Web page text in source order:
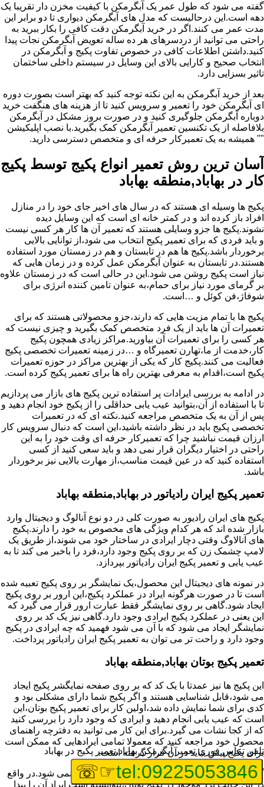
گفته می شود که طول عمر یک آبگرمکن با کیفیت مخزن دار تقریبا یک
دهه است.این درحالیست که مدل های آبگرمکن دیواری تا دو برابر این
مدت عمر می کنند.اگر در خرید آبگرمکن دقت کافی را بکار ببرید به
راحتی می توانید از دردسرهای هر ده ساله تعویض آبگرمکن نجات پیدا
کنید.داشتن اطلاعات کافی در خصوص تفاوت پکیج و آبگرمکن در
انتخاب صحیح و کارایی بالای این وسایل در سیستم داخلی ساختمان
تاثیر بسزایی دارد.
بعد از خرید آبگرمکن به این نکته توجه کنید که بهتر است بصورت دوره
ای آبگرمکن خود را تعمیر و سرویس کنید تا از هزینه های هنگفت خرید
دوباره آبگرمکن جلوگیری کنید و در صورت بروز مشکل در آبگرمکن
بلافاصله از یک تکنسین تعمیر آبگرمکن کمک بگیرید.با نصب اپلیکیشن
"" همیشه به یک تعمیرکار حرفه ای و متخصص دسترسی دارید.
آسان ترین روش تعمیر انواع پکیج توسط پکیج
کار در بهاباد,منطقه بهاباد
پکیج ها وسیله ای هستند که در سال های اخیر جای خود را در منازل
افراد باز کرده اند و در کمتر خانه ای است که این وسایل دیده
نشوند.پکیج ها جزو وسایلی هستند که تعمیر آن ها کار هر کسی نیست
و باید فردی که برای تعمیر پکیج انتخاب می شود،از توانایی بالایی
برخوردار باشد.پکیج ها هم در تابستان و هم در زمستان مورد استفاده
هستند.در تابستان به عنوان آبگرمکن عمل کرده و در زمان هایی که
نیاز است پکیج روشن می شود.این در حالی است که در زمستان علاوه
بر گرمای مورد نیاز برای حمام،به عنوان تامین کننده انرژی برای
شوفاژ،فن کوئل و …است.
پکیج ها با تمام مزیت هایی که دارند،جزو محصولاتی هستند که برای
تعمیرات آن ها باید از یک فرد متخصص کمک بگیرید و چیزی نیست که
هر کسی را برای تعمیرات آن بیاورید.مراکز زیادی همچون پکیج
کار،خدمت از ما،تهارن تعمیرگاه و …در زمینه تعمیرات تخصصی پکیج
فعالیت می کنند.پکیج کار که یکی از بهترین مراکز در حوزه تعمیرات
پکیج است،اقدام به معرفی بهترین راه ها برای تعمیر پکیج کرده است.
در ادامه به بررسی ایرادات پر استفاده ترین پکیج های بازار می پردازیم
تا با استفاده از آن،بتوانید عیب یابی حداقلی را از پکیج خود انجام دهید و
پس از آن به یک متخصص مراجعه کنید.نکته ای که در تعمیرات
تخصصی پکیج باید در نظر داشته باشید،این است که دنبال سرویس کار
ارزان قیمت نباشید چرا که تعمیرکار حرفه ای وقت خود را به این
راحتی در اختیار دیگران قرار نمی دهد و باید سعی کنید از کسی
استفاده کنید که در عین قیمت مناسب،از مهارت بالایی نیز برخوردار
باشد.
تعمیر پکیج ایران رادیاتور در بهاباد,منطقه بهاباد
پکیج های ایران رادیور به صورت کلی در دو نوع آنالوگ و دیجیتال وارد
بازار شده اند که هر کدام ویژگی های مخصوص به خود را دارند.پکیج
های آنالاوگ وقتی دچار ایرادی در ساختار خود می شوند،از طریق یک
لامپ چشمک زن که بر روی پکیج وجود دارد،فرد را باخبر می کند تا به
عیب یابی و تعمیر پکیج ایران رادیاتور بپردازد.
در نمونه های دیجیتال این محصول،یک نمایشگر بر روی پکیج تعبیه شده
است تا در صورت هرگونه ایراد در عملکرد پکیج،این ارور بر روی پکیج
ایجاد شود.گاهی بر روی نمایشگر فقط عبارت ارور قرار می گیرد که
این یعنی در عملکرد پکیج ایرادی وجود دارد.گاهی نیز یک کد بر روی
نمایشگر ایجاد می شود که با آن می شود فهمید که چه ایرادی در پکیج
وجود دارد و راحت تر می توان به تعمیر پکیج ایران رادیاتور پرداخت.
تعمیر پکیج بوتان بهاباد,منطقه بهاباد
این پکیج ها نیز عمدتا با یک کد که بر روی صفحه نمایگشر پکیج ایجاد
می شود،قابل شناسایی هستند و اگر پکیج شما دارای مشکلی بود و
کدی برای شما نمایش داده شد،اولین کار برای تعمیر پکیج بوتان،این
است که عیب یابی انجام دهید و ایرادی که وجود دارد را بررسی کنید
که از کجا نشات می گیرد.برای این کار می توانید به دفترچه راهنمای
محصول خود مراجعه کنید که معمولا تمامی ایرادهایی که ممکن است
برای پکیج پیش بیاید در آن قرار گرفته است.
گاهی نیز هنگام خرابی پکیج،هیچ اروری نمایش داده نمی شود.در واقع
در این حالت برد موجود در پکیج بوتان،نتوانسته است ایراد آن را پیدا
تلفن تماس فوریتعمیر آبگرمکن بهاباد,تعمیر پکیج در بهاباد
tel:09225053846
☞☏